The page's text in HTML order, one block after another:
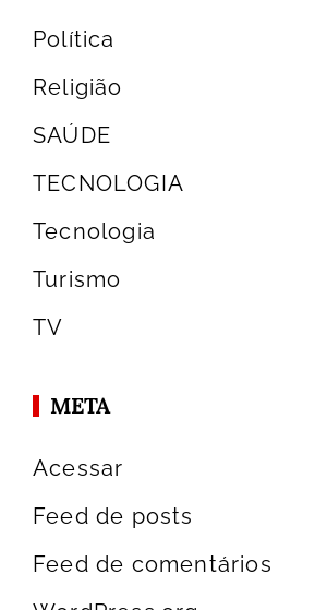
Política
Religião
SAÚDE
TECNOLOGIA
Tecnologia
Turismo
TV
META
Acessar
Feed de posts
Feed de comentários